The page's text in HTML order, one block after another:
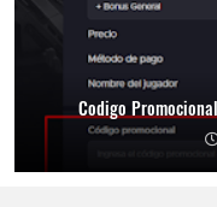
Codigo